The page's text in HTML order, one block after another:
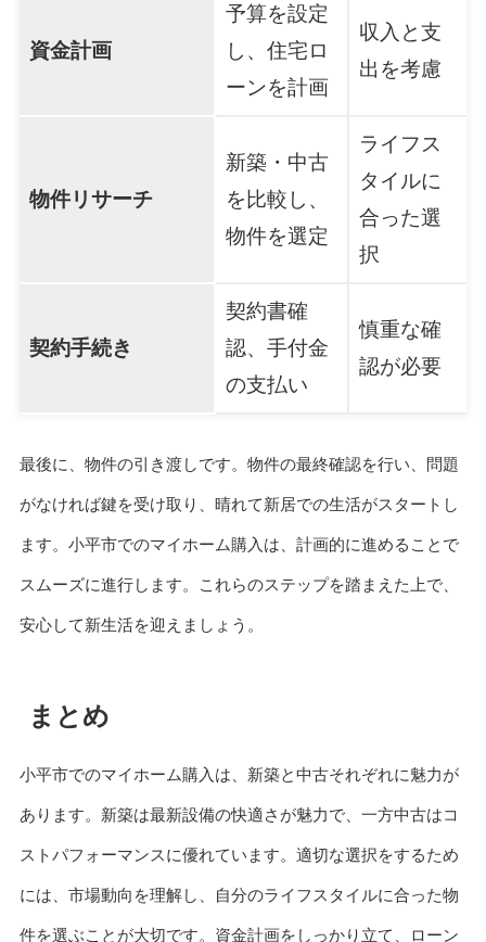
資金計画
予算を設定
し、住宅ロ
ーンを計画
収入と支
出を考慮
物件リサーチ
新築・中古
を比較し、
物件を選定
ライフス
タイルに
合った選
択
契約手続き
契約書確
認、手付金
の支払い
慎重な確
認が必要
最後に、物件の引き渡しです。物件の最終確認を行い、問題
がなければ鍵を受け取り、晴れて新居での生活がスタートし
ます。小平市でのマイホーム購入は、計画的に進めることで
スムーズに進行します。これらのステップを踏まえた上で、
安心して新生活を迎えましょう。
まとめ
小平市でのマイホーム購入は、新築と中古それぞれに魅力が
あります。新築は最新設備の快適さが魅力で、一方中古はコ
ストパフォーマンスに優れています。適切な選択をするため
には、市場動向を理解し、自分のライフスタイルに合った物
件を選ぶことが大切です。資金計画をしっかり立て、ローン